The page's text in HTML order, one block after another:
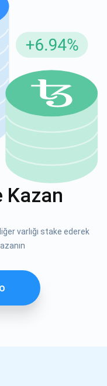
Kazan
varlığı stake ederek
Atomic
1000.000
atın
Ol
kılavuzlarını ilk alan